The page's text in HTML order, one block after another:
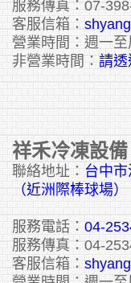
服務傳真：07-
客服信箱：
營業時間：週一
非營業時間： 請
祥禾冷凍設
聯絡地址： 台中
（近洲際棒球場
服務電話： 04-
服務傳真：04-
客服信箱：